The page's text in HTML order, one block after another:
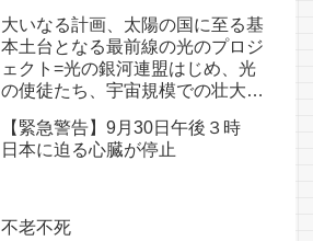
大いなる計画、太陽の国に至る基
本土台となる最前線の光のプロジ
ェクト=光の銀河連盟はじめ、光
の使徒たち、宇宙規模での壮大な
(6/26・28追記あり）
【緊急警告】9月30日午後３時
日本に迫る心臓が停止
不老不死